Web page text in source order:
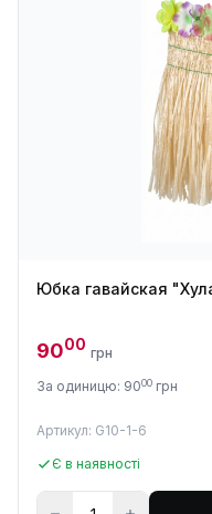
Юбка гавайская
9000 грн
За одиницю: 9000 грн
Артикул: G10-1-6
Є в наявності